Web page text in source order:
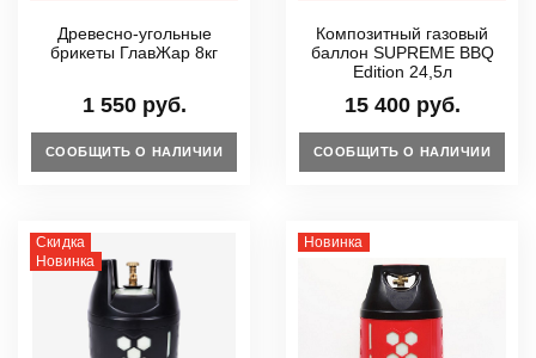
Древесно-угольные
брикеты ГлавЖар 8кг
1 550 руб.
СООБЩИТЬ О НАЛИЧИИ
Композитный газовый
баллон SUPREME BBQ
Edition 24,5л
15 400 руб.
СООБЩИТЬ О НАЛИЧИИ
Скидка
Новинка
Новинка